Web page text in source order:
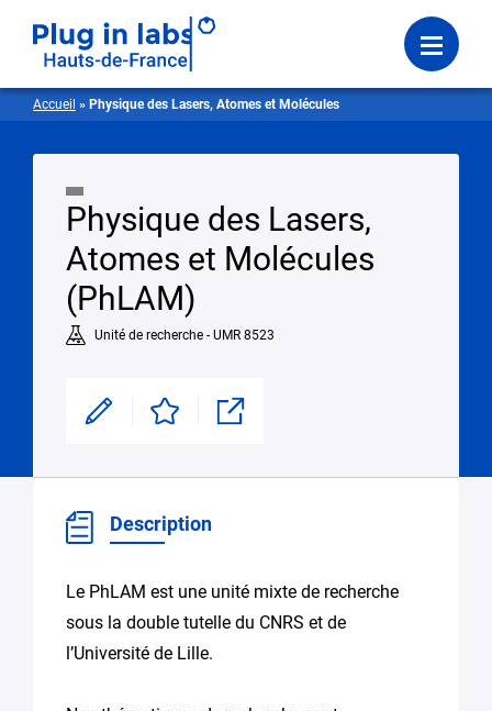
Menu
Accueil » Physique des Lasers, Atomes et Molécules
Physique des Lasers,
Atomes et Molécules
(PhLAM)
Unité de recherche - UMR 8523
Modifier Enregistrer Partager
Description
Le PhLAM est une unité mixte de recherche
sous la double tutelle du CNRS et de
l’Université de Lille.